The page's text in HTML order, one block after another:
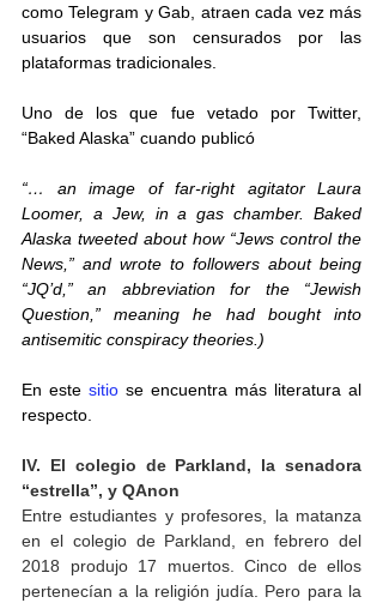
como Telegram y Gab, atraen cada vez más
usuarios que son censurados por las
plataformas tradicionales.
Uno de los que fue vetado por Twitter,
“Baked Alaska” cuando publicó
“… an image of far-right agitator Laura
Loomer, a Jew, in a gas chamber. Baked
Alaska tweeted about how “Jews control the
News,” and wrote to followers about being
“JQ’d,” an abbreviation for the “Jewish
Question,” meaning he had bought into
antisemitic conspiracy theories.)
En este sitio se encuentra más literatura al
respecto.
IV. El colegio de Parkland, la senadora
“estrella”, y QAnon
Entre estudiantes y profesores, la matanza
en el colegio de Parkland, en febrero del
2018 produjo 17 muertos. Cinco de ellos
pertenecían a la religión judía. Pero para la